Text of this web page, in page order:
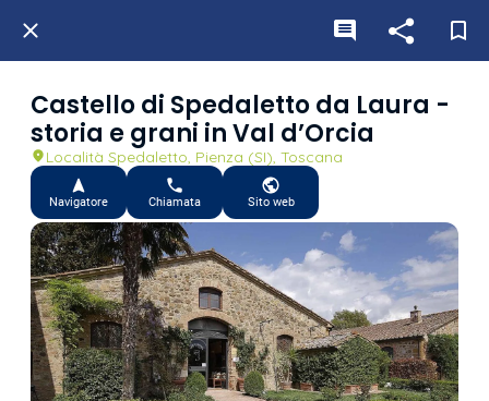
Castello di Spedaletto da Laura -
storia e grani in Val d’Orcia
Località Spedaletto, Pienza (SI), Toscana
Navigatore Chiamata Sito web